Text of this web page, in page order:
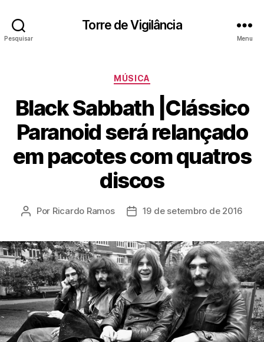
Pesquisar
Torre de Vigilância
Menu
Categorias
MÚSICA
Black Sabbath |Clássico
Paranoid será relançado
em pacotes com quatros
discos
Autor
Por Ricardo Ramos
Data19 de setembro de 2016